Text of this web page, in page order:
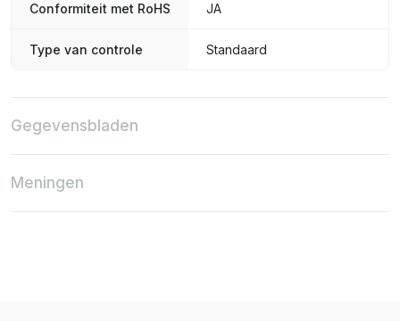
Conformiteit met RoHS JA
Type van controle Standaard
Gegevensbladen
Meningen